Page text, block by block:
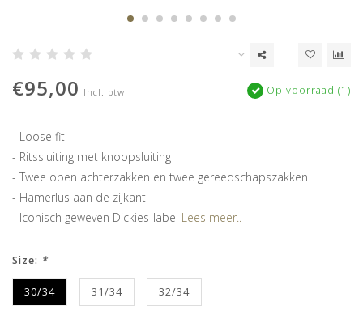
€95,00 Incl. btw Op voorraad (1)
- Loose fit
- Ritssluiting met knoopsluiting
- Twee open achterzakken en twee gereedschapszakken
- Hamerlus aan de zijkant
- Iconisch geweven Dickies-label Lees meer..
Size: *
30/34 31/34 32/34